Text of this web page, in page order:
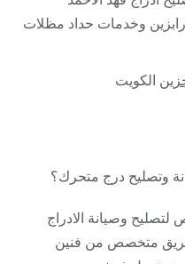
وخدمات حداد مظلات
الكويت
وتصليح درج متحرك؟
وصيانة الادراج
فريق متخصص من فنين